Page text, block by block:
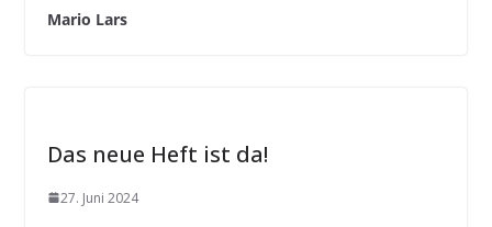
Mario Lars
Das neue Heft ist da!
27. Juni 2024